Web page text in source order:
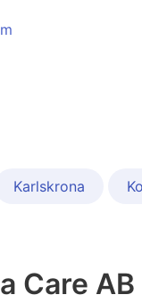
Karlskrona
Care AB